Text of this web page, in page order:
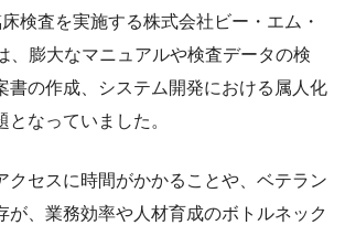
検査を実施する株式会社ビー・エム・
、膨大なマニュアルや検査データの検
書の作成、システム開発における属人化
となっていました。
クセスに時間がかかることや、ベテラン
が、業務効率や人材育成のボトルネック